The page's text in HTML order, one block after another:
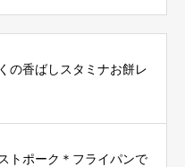
の香ばしスタミナお餅レ
トポーク＊フライパンで